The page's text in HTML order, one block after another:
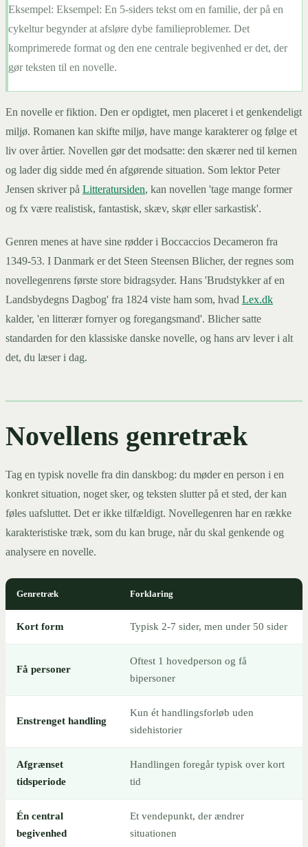
Eksempel: Eksempel: En 5-siders tekst om en familie, der på en
cykeltur begynder at afsløre dybe familieproblemer. Det
komprimerede format og den ene centrale begivenhed er det, der
gør teksten til en novelle.
En novelle er fiktion. Den er opdigtet, men placeret i et genkendeligt
miljø. Romanen kan skifte miljø, have mange karakterer og følge et
liv over årtier. Novellen gør det modsatte: den skærer ned til kernen
og lader dig sidde med én afgørende situation. Som lektor Peter
Jensen skriver på Litteratursiden, kan novellen 'tage mange former
og fx være realistisk, fantastisk, skæv, skør eller sarkastisk'.
Genren menes at have sine rødder i Boccaccios Decameron fra
1349-53. I Danmark er det Steen Steensen Blicher, der regnes som
novellegenrens første store bidragsyder. Hans 'Brudstykker af en
Landsbydegns Dagbog' fra 1824 viste ham som, hvad Lex.dk
kalder, 'en litterær fornyer og foregangsmand'. Blicher satte
standarden for den klassiske danske novelle, og hans arv lever i alt
det, du læser i dag.
Novellens genretræk
Tag en typisk novelle fra din danskbog: du møder en person i en
konkret situation, noget sker, og teksten slutter på et sted, der kan
føles uafsluttet. Det er ikke tilfældigt. Novellegenren har en række
karakteristiske træk, som du kan bruge, når du skal genkende og
analysere en novelle.
Genretræk Forklaring
Kort form Typisk 2-7 sider, men under 50 sider
Få personer
Oftest 1 hovedperson og få
bipersoner
Enstrenget handling
Kun ét handlingsforløb uden
sidehistorier
Afgrænset
tidsperiode
Handlingen foregår typisk over kort
tid
Én central
begivenhed
Et vendepunkt, der ændrer
situationen